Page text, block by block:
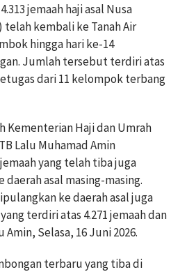
jemaah haji asal Nusa
telah kembali ke Tanah Air
hingga hari ke-14
Jumlah tersebut terdiri atas
dari 11 kelompok terbang
Kementerian Haji dan Umrah
Lalu Muhamad Amin
yang telah tiba juga
asal masing-masing.
ke daerah asal juga
terdiri atas 4.271 jemaah dan
Selasa, 16 Juni 2026.
terbaru yang tiba di